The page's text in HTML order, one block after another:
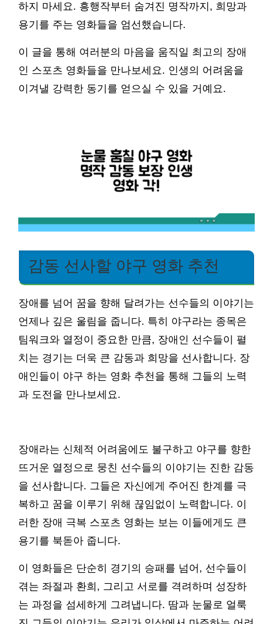
하지 마세요. 흥행작부터 숨겨진 명작까지, 희망과
용기를 주는 영화들을 엄선했습니다.
이 글을 통해 여러분의 마음을 움직일 최고의 장애
인 스포츠 영화들을 만나보세요. 인생의 어려움을
이겨낼 강력한 동기를 얻으실 수 있을 거예요.
감동 선사할 야구 영화 추천
장애를 넘어 꿈을 향해 달려가는 선수들의 이야기는
언제나 깊은 울림을 줍니다. 특히 야구라는 종목은
팀워크와 열정이 중요한 만큼, 장애인 선수들이 펼
치는 경기는 더욱 큰 감동과 희망을 선사합니다. 장
애인들이 야구 하는 영화 추천을 통해 그들의 노력
과 도전을 만나보세요.
장애라는 신체적 어려움에도 불구하고 야구를 향한
뜨거운 열정으로 뭉친 선수들의 이야기는 진한 감동
을 선사합니다. 그들은 자신에게 주어진 한계를 극
복하고 꿈을 이루기 위해 끊임없이 노력합니다. 이
러한 장애 극복 스포츠 영화는 보는 이들에게도 큰
용기를 북돋아 줍니다.
이 영화들은 단순히 경기의 승패를 넘어, 선수들이
겪는 좌절과 환희, 그리고 서로를 격려하며 성장하
는 과정을 섬세하게 그려냅니다. 땀과 눈물로 얼룩